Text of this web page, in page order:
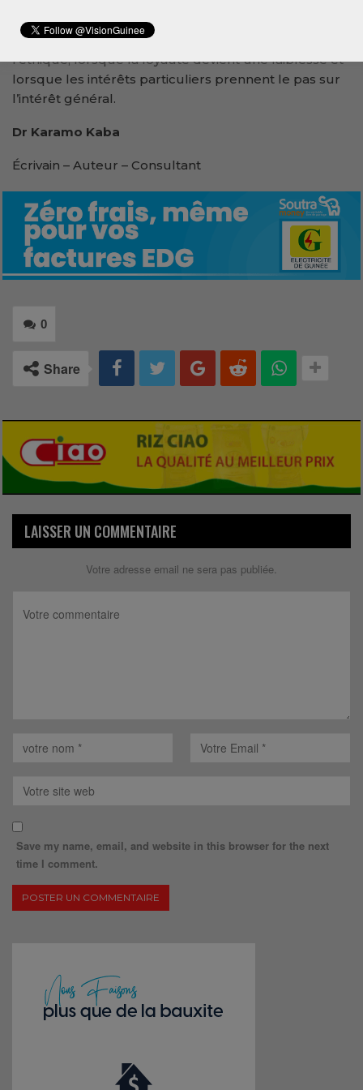
Car aucune démocratie ne peut durablement
prospérer lorsque l’opportunisme supplante
l’éthique, lorsque la loyauté devient une faiblesse et
lorsque les intérêts particuliers prennent le pas sur
l’intérêt général.
Dr Karamo Kaba
Écrivain – Auteur – Consultant
0
Share
LAISSER UN COMMENTAIRE
Votre adresse email ne sera pas publiée.
Save my name, email, and website in this browser for the next
time I comment.